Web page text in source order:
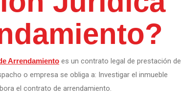
Arrendamiento es un contrato legal de prestación de
o empresa se obliga a: Investigar el inmueble
el contrato de arrendamiento.